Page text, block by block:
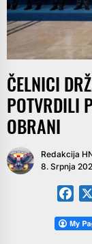
ČELNICI
POTVRDILI
OBRANI
Redakcija
8. Srpnja